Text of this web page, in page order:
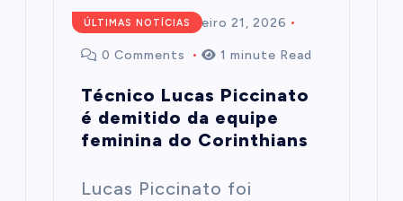
ÚLTIMAS NOTÍCIAS
Redação fevereiro 21, 2026
0 Comments 1 minute Read
Técnico Lucas Piccinato
é demitido da equipe
feminina do Corinthians
Lucas Piccinato foi